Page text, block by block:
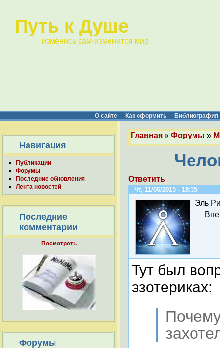
Путь к Душе
изменись сам-изменится мир
О сайте Как оформить Библиография
Навигация
Публикации
Форумы
Последние обновления
Лента новостей
Последние
комментарии
Посмотреть
Форумы
Главная » Форумы »
Ответить
Чт, 11/06/2015 - 18:35
Эль
Вне
Тут был
эзотериках: